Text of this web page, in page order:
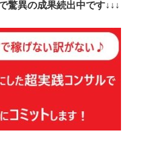
驚異の成果続出中です↓↓↓